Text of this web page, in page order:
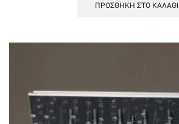
ΠΡΟΣΘΉΚΗ ΣΤΟ ΚΑΛΆΘΙ